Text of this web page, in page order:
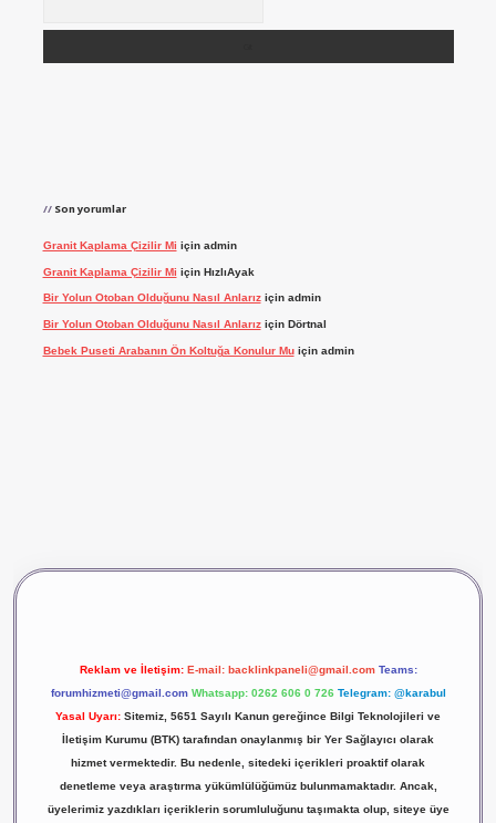
Son yorumlar
Granit Kaplama Çizilir Mi için admin
Granit Kaplama Çizilir Mi için HızlıAyak
Bir Yolun Otoban Olduğunu Nasıl Anlarıziçin admin
Bir Yolun Otoban Olduğunu Nasıl Anlarıziçin Dörtnal
Bebek Puseti Arabanın Ön Koltuğa Konulur Muiçin admin
Reklam ve İletişim: E-mail: backlinkpaneli@gmail.com Teams:
forumhizmeti@gmail.com Whatsapp: 0262 606 0 726 Telegram: @karabul
Yasal Uyarı: Sitemiz, 5651 Sayılı Kanun gereğince Bilgi Teknolojileri ve
İletişim Kurumu (BTK) tarafından onaylanmış bir Yer Sağlayıcı olarak
hizmet vermektedir. Bu nedenle, sitedeki içerikleri proaktif olarak
denetleme veya araştırma yükümlülüğümüz bulunmamaktadır. Ancak,
üyelerimiz yazdıkları içeriklerin sorumluluğunu taşımakta olup, siteye üye